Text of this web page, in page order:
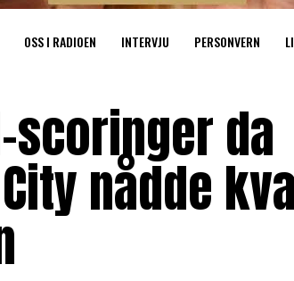
OSS I RADIOEN INTERVJU PERSONVERN
scoringer da
nådde